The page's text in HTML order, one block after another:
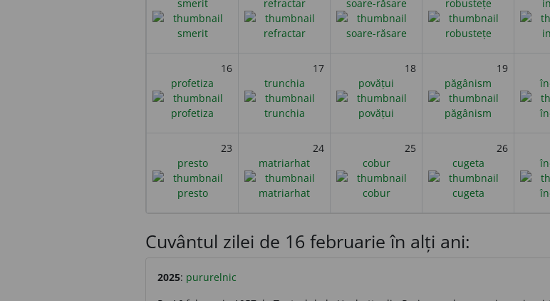
smerit
refractar
soare-răsare
robustețe
16
profetiza
17
trunchia
18
povățui
19
păgânism
23
presto
24
matriarhat
25
cobur
26
cugeta
Cuvântul zilei de 16 februarie în alți ani:
2025: pururelnic